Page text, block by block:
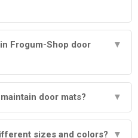
Frogum-Shop door
▼
door mats? ▼
sizes and colors? ▼